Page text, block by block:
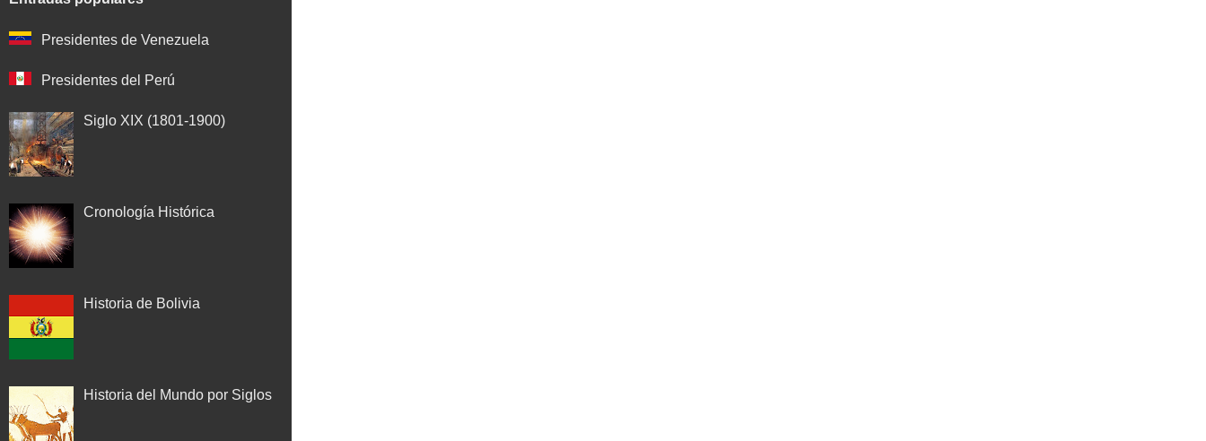
Presidentes de Venezuela
Presidentes del Perú
Siglo XIX (1801-1900)
Cronología Histórica
Historia de Bolivia
Historia del Mundo por Siglos